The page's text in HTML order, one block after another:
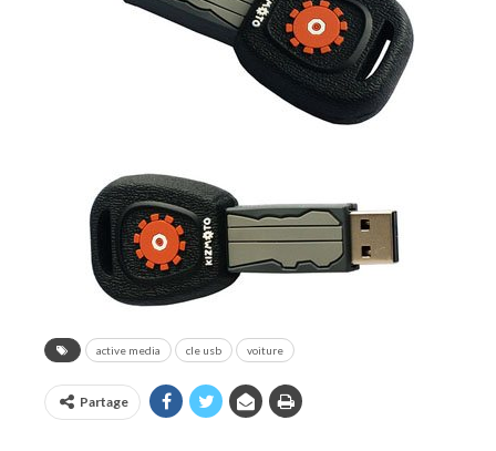
active media cle usb voiture
Partage